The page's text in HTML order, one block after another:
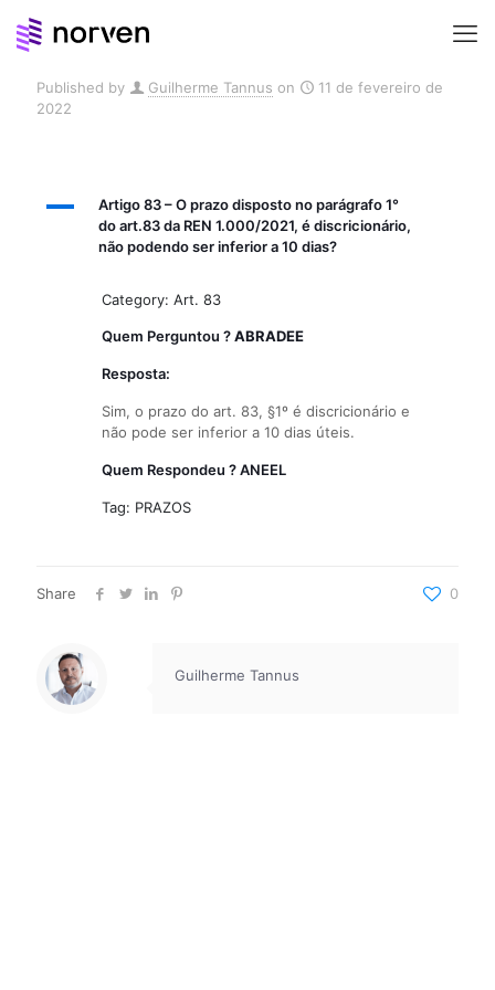
Published by Guilherme Tannus on
11 de fevereiro de
2022
A
Artigo 83 – O prazo disposto no parágrafo 1°
do art.83 da REN 1.000/2021, é discricionário,
não podendo ser inferior a 10 dias?
Category: Art. 83
Quem Perguntou ?ABRADEE
Resposta:
Sim, o prazo do art. 83, §1º é discricionário e
não pode ser inferior a 10 dias úteis.
Quem Respondeu ? ANEEL
Tag: PRAZOS
Share 0
Guilherme Tannus